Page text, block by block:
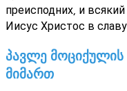
преисподних, и
Иисус Христос в
პავლე
მიმართ